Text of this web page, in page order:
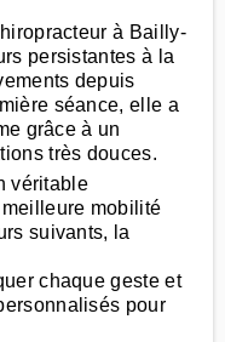
à Bailly-
persistantes à la
depuis
séance, elle a
grâce à un
très douces.
véritable
mobilité
suivants, la
chaque geste et
pour